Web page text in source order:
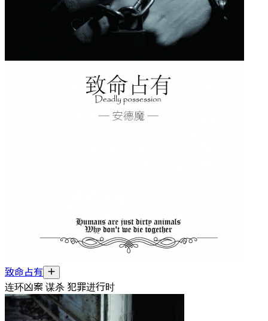
致命占有
连环凶案 谋杀 犯罪进行时